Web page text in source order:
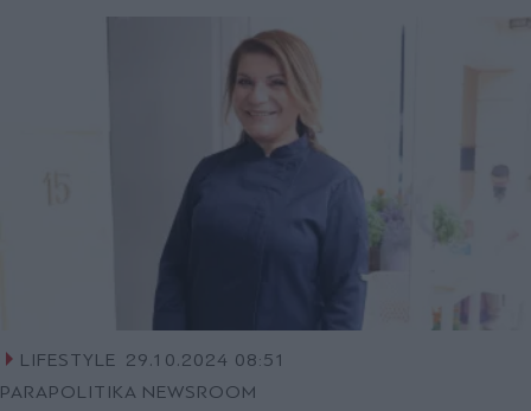
LIFESTYLE 29.10.2024 08:51
PARAPOLITIKA NEWSROOM